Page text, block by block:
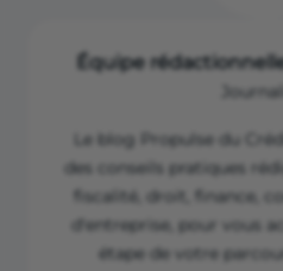
Équipe
Le blog Propulse du
des conseils pratiques
fiscalité, droit, finance,
d'entreprise, pour vous
étape de votre